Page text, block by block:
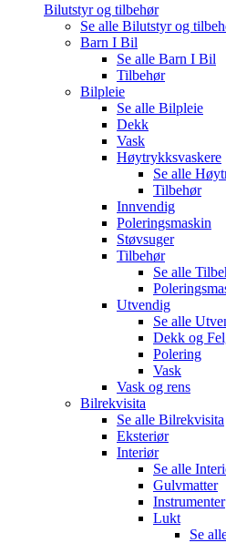
Bilutstyr og tilbehør
Se alle Bilutstyr og
Barn I Bil
Se alle Barn I Bil
Tilbehør
Bilpleie
Se alle Bilpleie
Dekk
Vask
Høytrykksvaskere
Se alle
Tilbehør
Innvendig
Poleringsmaskin
Støvsuger
Tilbehør
Se alle
Utvendig
Se alle
Dekk og
Polering
Vask
Vask og rens
Bilrekvisita
Se alle Bilrekvisita
Eksteriør
Interiør
Se alle
Gulvmatter
Instrumenter
Lukt
Se